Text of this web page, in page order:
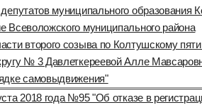
муниципального образования
Всеволожского муниципального района
второго созыва по Колтушскому
№ 3 Давлеткереевой Алле
самовыдвижения"
2018 года №95 "Об отказе в